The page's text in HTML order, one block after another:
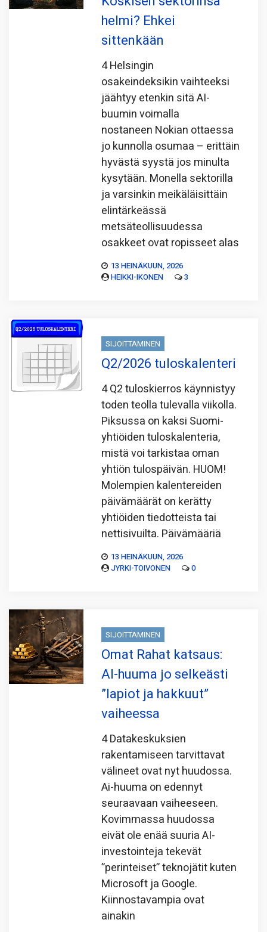
helmi? Ehkei
sittenkään
4 Helsingin
osakeindeksikin vaihteeksi
jäähtyy etenkin sitä AI-
buumin voimalla
nostaneen Nokian ottaessa
jo kunnolla osumaa – erittäin
hyvästä syystä jos minulta
kysytään. Monella sektorilla
ja varsinkin meikäläisittäin
elintärkeässä
metsäteollisuudessa
osakkeet ovat ropisseet alas
13 HEINÄKUUN, 2026
HEIKKI-IKONEN
3
SIJOITTAMINEN
Q2/2026 tuloskalenteri
4 Q2 tuloskierros käynnistyy
toden teolla tulevalla viikolla.
Piksussa on kaksi Suomi-
yhtiöiden tuloskalenteria,
mistä voi tarkistaa oman
yhtiön tulospäivän. HUOM!
Molempien kalentereiden
päivämäärät on kerätty
yhtiöiden tiedotteista tai
nettisivuilta. Päivämääriä
13 HEINÄKUUN, 2026
JYRKI-TOIVONEN
0
SIJOITTAMINEN
Omat Rahat katsaus:
AI-huuma jo selkeästi
”lapiot ja hakkuut”
vaiheessa
4 Datakeskuksien
rakentamiseen tarvittavat
välineet ovat nyt huudossa.
Ai-huuma on edennyt
seuraavaan vaiheeseen.
Kovimmassa huudossa
eivät ole enää suuria AI-
investointeja tekevät
”perinteiset” teknojätit kuten
Microsoft ja Google.
Kiinnostavampia ovat
ainakin